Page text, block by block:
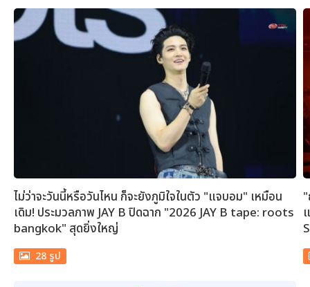
ไม่ว่าจะวันนี้หรือวันไหน ก็จะยังภูมิใจในตัว "แจบอม" เหมือน
เดิม! ประมวลภาพ JAY B ปิดฉาก "2026 JAY B tape: roots
bangkok" สุดยิ่งใหญ่
28 รูป